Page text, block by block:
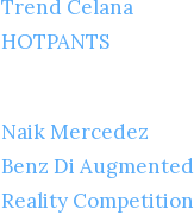
Trend Celana
HOTPANTS
Naik Mercedez
Benz Di Augmented
Reality Competition